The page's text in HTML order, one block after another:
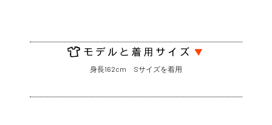
身長162cm Sサイズを着用